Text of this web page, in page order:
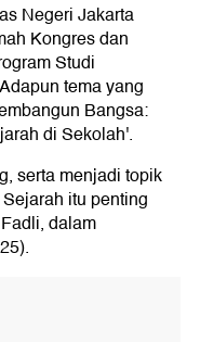
Negeri Jakarta
Kongres dan
Studi
tema yang
Bangsa:
di Sekolah'.
serta menjadi topik
itu penting
dalam